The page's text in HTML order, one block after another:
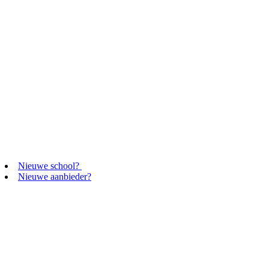
Nieuwe school?
Nieuwe aanbieder?